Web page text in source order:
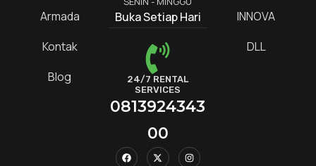
Armada
Kontak
Blog
Buka Setiap Hari
24/7 RENTAL
SERVICES
0813924343
00
INNOVA
DLL